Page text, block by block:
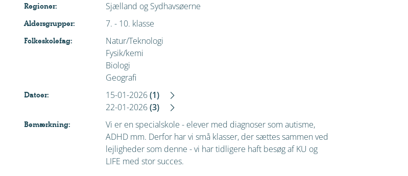
Regioner: Sjælland og Sydhavsøerne
Aldersgrupper: 7. - 10. klasse
Folkeskolefag:
Natur/Teknologi
Fysik/kemi
Biologi
Geografi
Datoer: 15-01-2026(1)
22-01-2026(3)
Bemærkning:
Vi er en specialskole - elever med diagnoser som autisme,
ADHD mm. Derfor har vi små klasser, der sættes sammen ved
lejligheder som denne - vi har tidligere haft besøg af KU og
LIFE med stor succes.